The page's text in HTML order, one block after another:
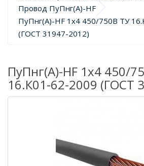
Провод ПуПнг(А)-HF
ПуПнг(А)-HF 1х4 450/750В ТУ
(ГОСТ 31947-2012)
ПуПнг(А)-HF 1х4 450/
16.К01-62-2009 (ГОСТ